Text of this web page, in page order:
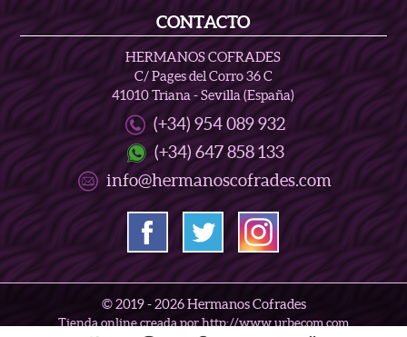
CONTACTO
HERMANOS COFRADES
C/ Pages del Corro 36 C
41010 Triana - Sevilla (España)
(+34) 954 089 932
(+34) 647 858 133
info@hermanoscofrades.com
© 2019 -2026 Hermanos Cofrades
Tienda online creada por http://www.urbecom.com